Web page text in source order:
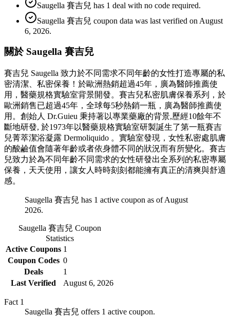
Saugella 賽吉兒 has 1 deal with no code required.
Saugella 賽吉兒 coupon data was last verified on August
6, 2026.
關於 Saugella 賽吉兒
賽吉兒 Saugella 致力於不同需求不同年齡的女性打造專屬的私
密清潔、私密保養！於歐洲熱銷超過45年，廣為醫師推薦使
用，醫藥規格實驗室背景開發。賽吉兒私密肌膚保養系列，於
歐洲銷售已超過45年，全球每5秒熱銷一瓶，廣為醫師推薦使
用。創始人 Dr.Guieu 秉持著以專業藥廠的背景,歷經10餘年不
斷地研發, 於1973年以醫藥規格實驗室研製誕生了第一瓶賽吉
兒菁萃潔浴凝露 Dermoliquido 。實驗室發現，女性私密處肌膚
的酸鹼值會隨著年齡或者依身體不同的狀況而有所變化。賽吉
兒致力於為不同年齡不同需求的女性研發出全系列的私密專屬
保養，天天使用，讓女人時時刻刻都能擁有真正的清爽與舒適
感。
Saugella 賽吉兒 has 1 active coupon as of August
2026.
Saugella 賽吉兒 Coupon
Statistics
Active Coupons 1
Coupon Codes 0
Deals
1
Last Verified
August 6, 2026
Fact 1
Saugella 賽吉兒 offers 1 active coupon.